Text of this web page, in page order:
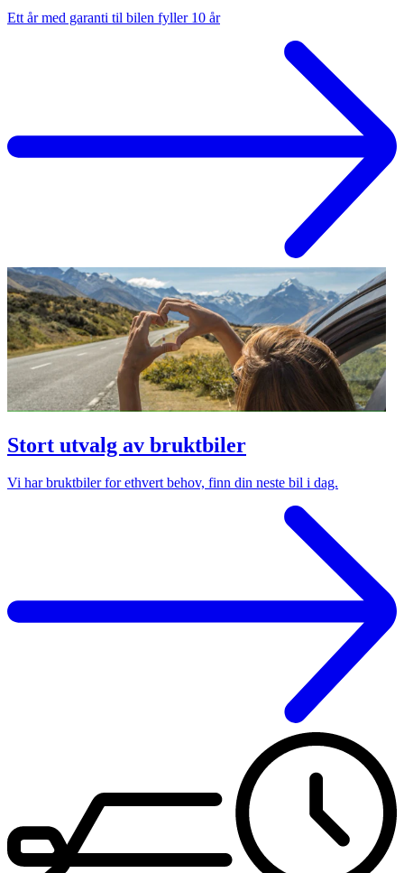
Ett år med garanti til bilen fyller 10 år
Stort utvalg av bruktbiler
Vi har bruktbiler for ethvert behov, finn din neste bil i dag.